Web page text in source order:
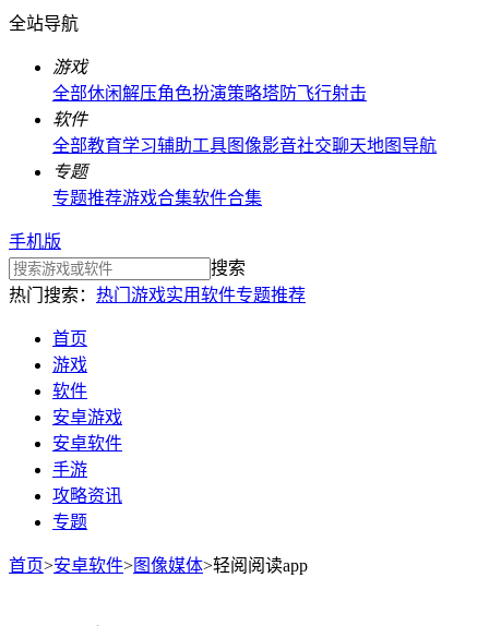
全站导航
游戏
全部休闲解压角色扮演策略塔防飞行射击
软件
全部教育学习辅助工具图像影音社交聊天地图导航
专题
专题推荐游戏合集软件合集
手机版
搜索
热门搜索： 热门游戏实用软件专题推荐
首页
游戏
软件
安卓游戏
安卓软件
手游
攻略资讯
专题
首页>安卓软件>图像媒体>轻阅阅读app